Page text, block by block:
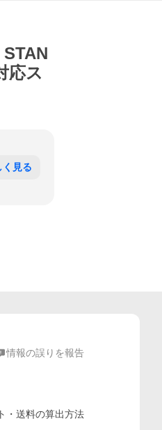
応ス
く見る
情報の誤りを報告
・送料の算出方法